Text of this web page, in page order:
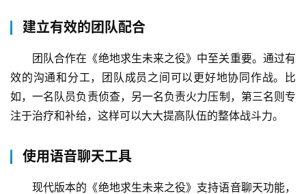
建立有效的团队配合
团队合作在《绝地求生未来之役》中至关重要。通过有
效的沟通和分工，团队成员之间可以更好地协同作战。比
如，一名队员负责侦查，另一名负责火力压制，第三名则专
注于治疗和补给，这样可以大大提高队伍的整体战斗力。
使用语音聊天工具
现代版本的《绝地求生未来之役》支持语音聊天功能，